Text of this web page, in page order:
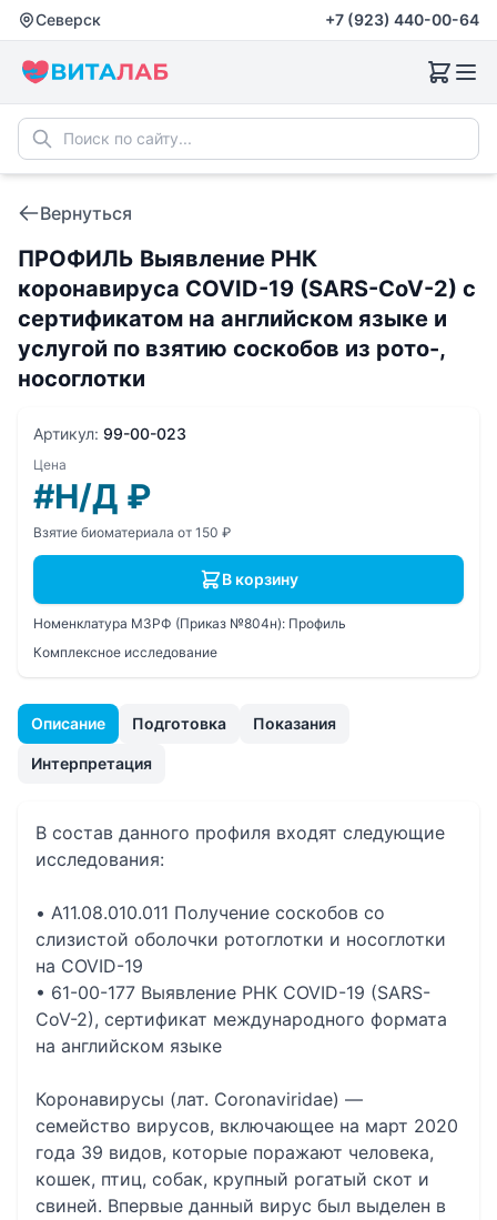
Северск +7 (923) 440-00-64
Вернуться
ПРОФИЛЬ Выявление РНК
коронавируса COVID-19 (SARS-CoV-2) с
сертификатом на английском языке и
услугой по взятию соскобов из рото-,
носоглотки
Описание Подготовка Показания
Интерпретация
В состав данного профиля входят следующие
исследования:
• A11.08.010.011 Получение соскобов со
слизистой оболочки ротоглотки и носоглотки
на COVID-19
• 61-00-177 Выявление РНК COVID-19 (SARS-
CoV-2), сертификат международного формата
на английском языке
Коронавирусы (лат. Coronaviridae) —
семейство вирусов, включающее на март 2020
года 39 видов, которые поражают человека,
кошек, птиц, собак, крупный рогатый скот и
свиней. Впервые данный вирус был выделен в
Артикул: 99-00-023
Цена
#Н/Д ₽
Взятие биоматериала от 150 ₽
В корзину
Номенклатура МЗРФ (Приказ №804н): Профиль
Комплексное исследование